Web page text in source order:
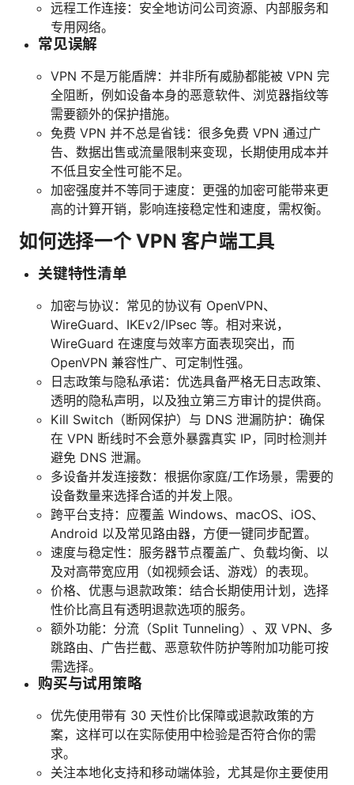
远程工作连接：安全地访问公司资源、内部服务和
专用网络。
常见误解
VPN 不是万能盾牌：并非所有威胁都能被 VPN 完
全阻断，例如设备本身的恶意软件、浏览器指纹等
需要额外的保护措施。
免费 VPN 并不总是省钱：很多免费 VPN 通过广
告、数据出售或流量限制来变现，长期使用成本并
不低且安全性可能不足。
加密强度并不等同于速度：更强的加密可能带来更
高的计算开销，影响连接稳定性和速度，需权衡。
如何选择一个 VPN 客户端工具
关键特性清单
加密与协议：常见的协议有 OpenVPN、
WireGuard、IKEv2/IPsec 等。相对来说，
WireGuard 在速度与效率方面表现突出，而
OpenVPN 兼容性广、可定制性强。
日志政策与隐私承诺：优选具备严格无日志政策、
透明的隐私声明，以及独立第三方审计的提供商。
Kill Switch（断网保护）与 DNS 泄漏防护：确保
在 VPN 断线时不会意外暴露真实 IP，同时检测并
避免 DNS 泄漏。
多设备并发连接数：根据你家庭/工作场景，需要的
设备数量来选择合适的并发上限。
跨平台支持：应覆盖 Windows、macOS、iOS、
Android 以及常见路由器，方便一键同步配置。
速度与稳定性：服务器节点覆盖广、负载均衡、以
及对高带宽应用（如视频会话、游戏）的表现。
价格、优惠与退款政策：结合长期使用计划，选择
性价比高且有透明退款选项的服务。
额外功能：分流（Split Tunneling）、双 VPN、多
跳路由、广告拦截、恶意软件防护等附加功能可按
需选择。
购买与试用策略
优先使用带有 30 天性价比保障或退款政策的方
案，这样可以在实际使用中检验是否符合你的需
求。
关注本地化支持和移动端体验，尤其是你主要使用